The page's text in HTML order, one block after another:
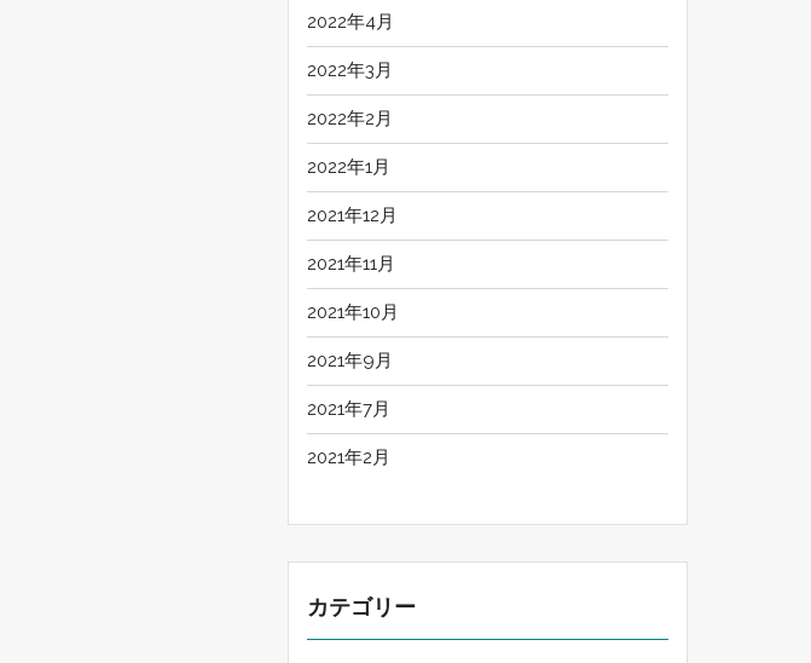
2022年4月
2022年3月
2022年2月
2022年1月
2021年12月
2021年11月
2021年10月
2021年9月
2021年7月
2021年2月
カテゴリー